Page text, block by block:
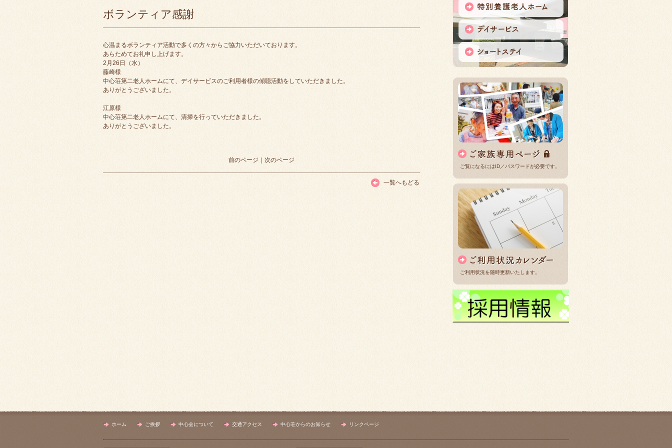
ボランティア感謝
心温まるボランティア活動で多くの方々からご協力いただいております。
あらためてお礼申し上げます。
2月26日（水）
藤崎様
中心荘第二老人ホームにて、デイサービスのご利用者様の傾聴活動をしていただきました。
ありがとうございました。
江原様
中心荘第二老人ホームにて、清掃を行っていただきました。
ありがとうございました。
前のページ 次のページ
一覧へもどる
ご覧になるにはID／パスワードが必要です。
ご利用状況を随時更新いたします。
ホーム ご挨拶 中心会について 交通アクセス 中心荘からのお知らせ リンクページ